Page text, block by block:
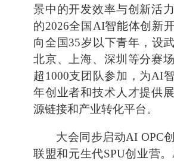
景中的开发效率与创新活
的2026全国AI智能体创新
向全国35岁以下青年，设
北京、上海、深圳等分赛
超1000支团队参加，为AI
年创业者和技术人才提供
源链接和产业转化平台。
大会同步启动AI OPC
联盟和元生代SPU创业营